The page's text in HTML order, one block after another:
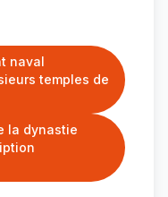
naval
temples de
la dynastie